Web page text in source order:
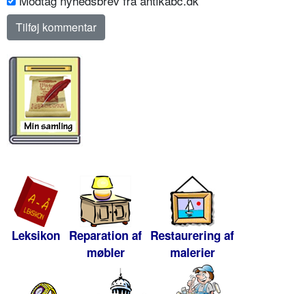
Leksikon Reparation af
møbler
Restaurering af
malerier